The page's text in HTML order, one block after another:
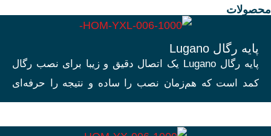
محصولات
پایه رگال Lugano
پایه رگال Lugano یک اتصال دقیق و زیبا برای نصب رگال
کمد است که هم‌زمان نصب را ساده و نتیجه را حرفه‌ای
می‌کند.